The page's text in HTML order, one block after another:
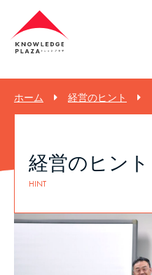
ホーム 経営のヒント
経営のヒント
HINT